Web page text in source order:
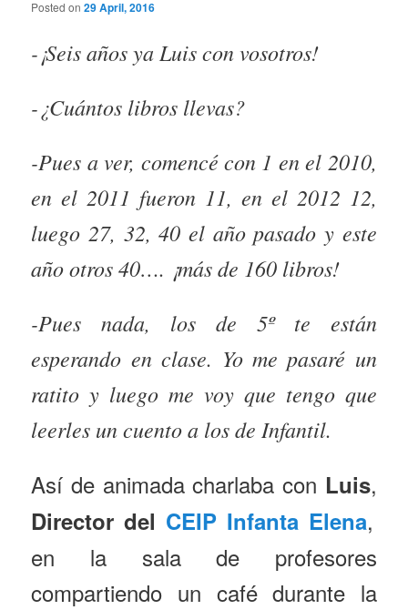
Posted on29 April, 2016
-¡Seis años ya Luis con vosotros!
-¿Cuántos libros llevas?
-Pues a ver, comencé con 1 en el 2010,
en el 2011 fueron 11, en el 2012 12,
luego 27, 32, 40 el año pasado y este
año otros 40…. ¡más de 160 libros!
-Pues nada, los de 5º te están
esperando en clase. Yo me pasaré un
ratito y luego me voy que tengo que
leerles un cuento a los de Infantil.
Así de animada charlaba con Luis,
Director del CEIP Infanta Elena,
en la sala de profesores
compartiendo un café durante la